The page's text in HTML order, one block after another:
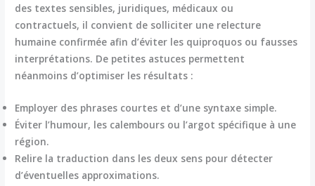
des textes sensibles, juridiques, médicaux ou
contractuels, il convient de solliciter une relecture
humaine confirmée afin d’éviter les quiproquos ou fausses
interprétations. De petites astuces permettent
néanmoins d’optimiser les résultats :
Employer des phrases courtes et d’une syntaxe simple.
Éviter l’humour, les calembours ou l’argot spécifique à une
région.
Relire la traduction dans les deux sens pour détecter
d’éventuelles approximations.